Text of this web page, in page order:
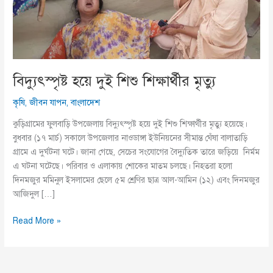
বিদ্যুৎস্পৃষ্ট হয়ে দুই শিশু শিক্ষার্থীর মৃত্যু
কৃষি,জীবন যাপন,বাংলাদেশ
কুড়িগ্রামের ফুলবাড়ি উপজেলায় বিদ্যুৎস্পৃষ্ট হয়ে দুই শিশু শিক্ষার্থীর মৃত্যু হয়েছে।
বুধবার (১৭ মার্চ) সকালে উপজেলার নাওডাঙ্গা ইউনিয়নের সীমান্ত ঘেঁষা বালাতাড়ি
গ্রামে এ দুর্ঘটনা ঘটে। জানা গেছে, সেচের সংযোগের বৈদ্যুতিক তারে জড়িয়ে নির্মম
এ ঘটনা ঘটেছে। পরিবার ও এলাকায় শোকের মাতম চলছে। নিহতরা হলো
দিনমজুর মমিনুল ইসলামের ছেলে ৫ম শ্রেণির ছাত্র আল-আমিন (১২) এবং দিনমজুর
আজিদুল […]
বিদ্যুৎস্পৃষ্ট
Read More »